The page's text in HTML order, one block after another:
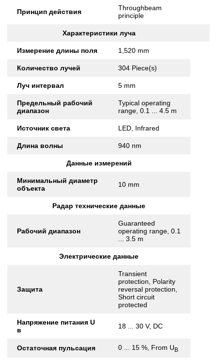
Принцип действия
Throughbeam
principle
Характеристики луча
Измерение длины поля 1,520 mm
Количество лучей 304 Piece(s)
Луч интервал 5 mm
Предельный рабочий
диапазон
Typical operating
range, 0.1 ... 4.5 m
Источник света LED, Infrared
Длина волны 940 nm
Данные измерений
Минимальный диаметр
объекта
10 mm
Радар технические данные
Рабочий диапазон
Guaranteed
operating range, 0.1
... 3.5 m
Электрические данные
Защита
Transient
protection, Polarity
reversal protection,
Short circuit
protected
Напряжение питания U
в
18 ... 30 V, DC
Остаточная пульсация 0 ... 15 %, From UB